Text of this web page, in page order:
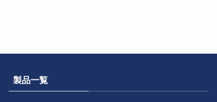
製品一覧